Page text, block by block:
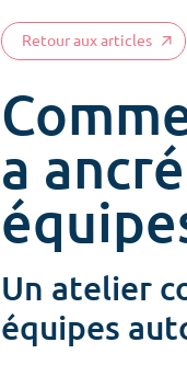
Retour aux articles
a
Un atelier
équipes